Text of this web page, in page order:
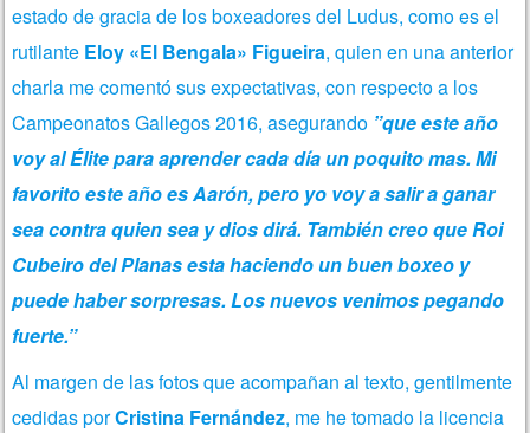
estado de gracia de los boxeadores del Ludus, como es el
rutilante Eloy «El Bengala» Figueira, quien en una anterior
charla me comentó sus expectativas, con respecto a los
Campeonatos Gallegos 2016, asegurando ”que este año
voy al Élite para aprender cada día un poquito mas. Mi
favorito este año es Aarón, pero yo voy a salir a ganar
sea contra quien sea y dios dirá. También creo que Roi
Cubeiro del Planas esta haciendo un buen boxeo y
puede haber sorpresas. Los nuevos venimos pegando
fuerte.”
Al margen de las fotos que acompañan al texto, gentilmente
cedidas porCristina Fernández, me he tomado la licencia